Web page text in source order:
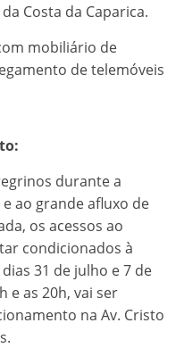
Costa da Caparica.
mobiliário de
de telemóveis
durante a
ao grande afluxo de
os acessos ao
condicionados à
31 de julho e 7 de
e as 20h, vai ser
na Av. Cristo